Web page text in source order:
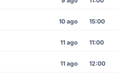
10 ago 15:00
11 ago 11:00
11 ago 12:00